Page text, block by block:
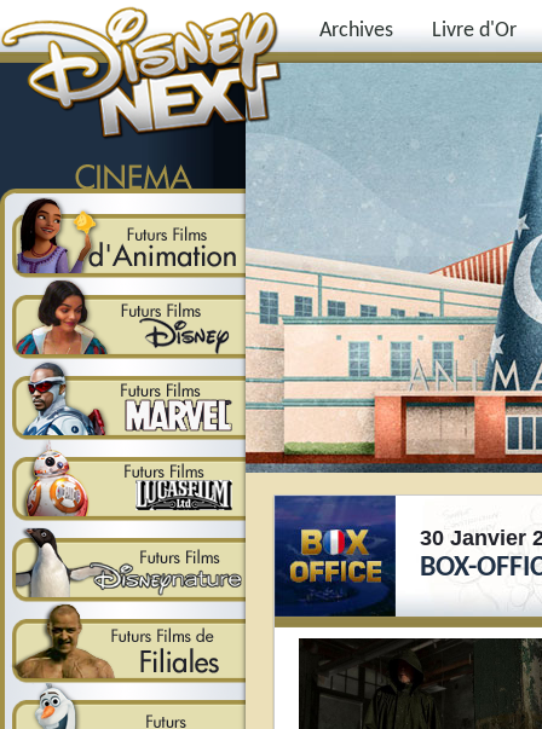
Archives Livre d'Or
30 Janvier
BOX-